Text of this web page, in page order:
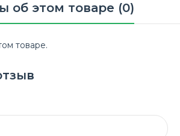
об этом товаре (0)
товаре.